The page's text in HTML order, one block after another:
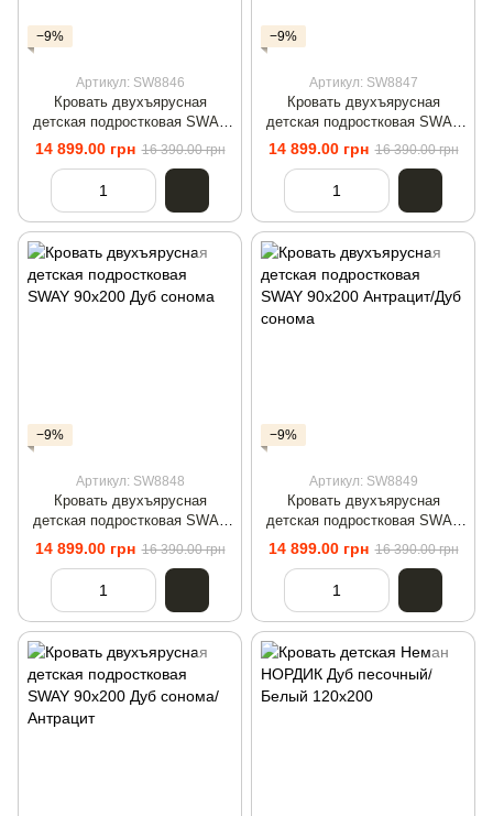
−9%
Артикул: SW8846
Кровать двухъярусная
детская подростковая SWAY
90x200 Белый/Дуб сонома
14 899.00 грн 16 390.00 грн
−9%
Артикул: SW8847
Кровать двухъярусная
детская подростковая SWAY
90x200 Белый/Антрацит
14 899.00 грн 16 390.00 грн
−9%
Артикул: SW8848
Кровать двухъярусная
детская подростковая SWAY
90x200 Дуб сонома
14 899.00 грн 16 390.00 грн
−9%
Артикул: SW8849
Кровать двухъярусная
детская подростковая SWAY
90x200 Антрацит/Дуб сонома
14 899.00 грн 16 390.00 грн